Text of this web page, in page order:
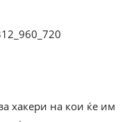
хакери на кои ќе им